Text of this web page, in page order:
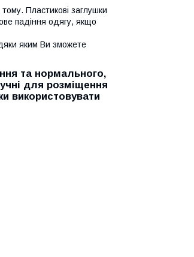
Пластикові заглушки
падіння одягу, якщо
яким Ви зможете
та нормального,
для розміщення
використовувати